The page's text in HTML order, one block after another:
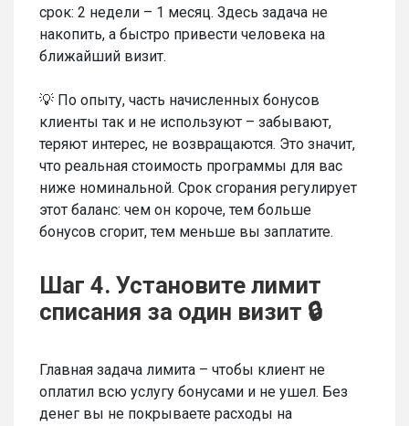
срок: 2 недели – 1 месяц. Здесь задача не
накопить, а быстро привести человека на
ближайший визит.
💡 По опыту, часть начисленных бонусов
клиенты так и не используют – забывают,
теряют интерес, не возвращаются. Это значит,
что реальная стоимость программы для вас
ниже номинальной. Срок сгорания регулирует
этот баланс: чем он короче, тем больше
бонусов сгорит, тем меньше вы заплатите.
Шаг 4. Установите лимит
списания за один визит 🔒
Главная задача лимита – чтобы клиент не
оплатил всю услугу бонусами и не ушел. Без
денег вы не покрываете расходы на